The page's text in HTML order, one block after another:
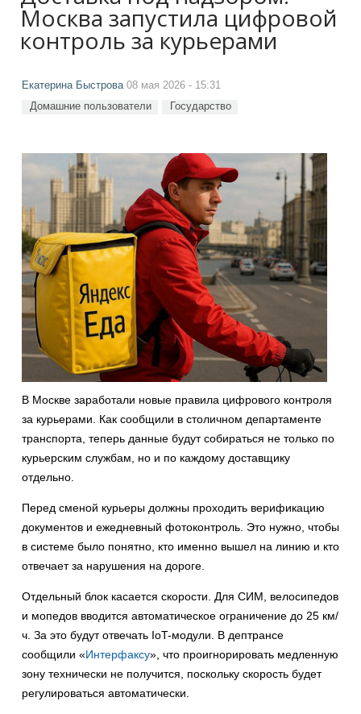
Москва запустила цифровой
контроль за курьерами
Екатерина Быстрова08 мая 2026 - 15:31
Домашние пользователи Государство
В Москве заработали новые правила цифрового контроля
за курьерами. Как сообщили в столичном департаменте
транспорта, теперь данные будут собираться не только по
курьерским службам, но и по каждому доставщику
отдельно.
Перед сменой курьеры должны проходить верификацию
документов и ежедневный фотоконтроль. Это нужно, чтобы
в системе было понятно, кто именно вышел на линию и кто
отвечает за нарушения на дороге.
Отдельный блок касается скорости. Для СИМ, велосипедов
и мопедов вводится автоматическое ограничение до 25 км/
ч. За это будут отвечать IoT-модули. В дептрансе
сообщили «Интерфаксу», что проигнорировать медленную
зону технически не получится, поскольку скорость будет
регулироваться автоматически.